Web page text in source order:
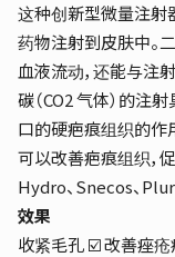
这种创新型微量注射
药物注射到皮肤中。
血液流动，还能与注
碳（CO2 气体）的注
口的硬疤痕组织的作
可以改善疤痕组织，
Hydro、Snecos、
效果
收紧毛孔 ☑️ 改善痤疮